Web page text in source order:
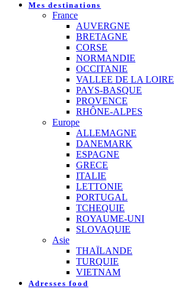
Mes destinations
France
AUVERGNE
BRETAGNE
CORSE
NORMANDIE
OCCITANIE
VALLEE DE LA LOIRE
PAYS-BASQUE
PROVENCE
RHÔNE-ALPES
Europe
ALLEMAGNE
DANEMARK
ESPAGNE
GRECE
ITALIE
LETTONIE
PORTUGAL
TCHEQUIE
ROYAUME-UNI
SLOVAQUIE
Asie
THAÏLANDE
TURQUIE
VIETNAM
Adresses food